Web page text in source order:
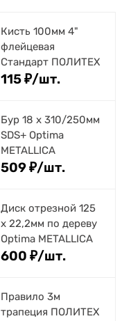
Кисть 100мм 4"
флейцевая
Стандарт ПОЛИТЕХ
115₽/шт.
Бур 18 х 310/250мм
SDS+ Optima
METALLICA
509₽/шт.
Диск отрезной 125
x 22,2мм по дереву
Optima METALLICA
600 ₽/шт.
Правило 3м
трапеция ПОЛИТЕХ